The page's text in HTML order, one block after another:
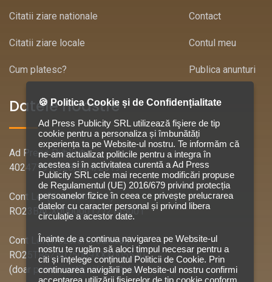
Citatii ziare nationale
Citatii ziare locale
Cum platesc?
Contact
Contul meu
Publica anunturi
Datele noastre
Ad Press Publicity
40247191, J28/304/2019
Cont Lei (Unicredit Bank):
RO23BACX0000001772135001
Cont Lei (Trezoreria Caracal):
RO25TREZ5075069XXX005570
(doar pentru institutiile statului)
🍪 Politica Cookie și de Confidențialitate
Ad Press Publicity SRL utilizează fişiere de tip
cookie pentru a personaliza și îmbunătăți
experiența ta pe Website-ul nostru. Te informăm că
ne-am actualizat politicile pentru a integra în
acestea si în activitatea curentă a Ad Press
Publicity SRL cele mai recente modificări propuse
de Regulamentul (UE) 2016/679 privind protecția
persoanelor fizice în ceea ce privește prelucrarea
datelor cu caracter personal și privind libera
circulație a acestor date.
Înainte de a continua navigarea pe Website-ul
nostru te rugăm să aloci timpul necesar pentru a
citi și înțelege conținutul Politicii de Cookie. Prin
continuarea navigării pe Website-ul nostru confirmi
acceptarea utilizării fişierelor de tip cookie conform